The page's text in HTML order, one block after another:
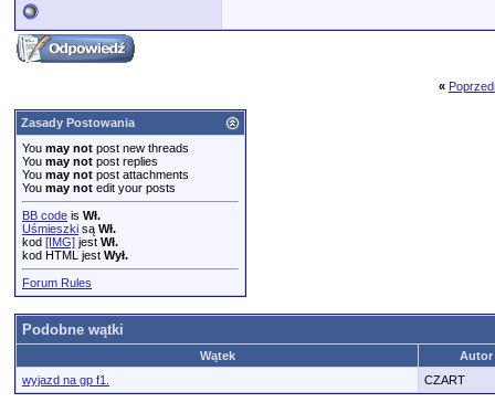
«
Zasady Postowania
You may not post new threads
You may not post replies
You may not post attachments
You may not edit your posts
BB code is Wł.
Uśmieszki są Wł.
kod [IMG] jest Wł.
kod HTML jest Wył.
Forum Rules
Podobne wątki
Wątek
Autor
wyjazd na gp f1.
CZART